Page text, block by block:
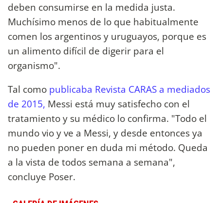
deben consumirse en la medida justa.
Muchísimo menos de lo que habitualmente
comen los argentinos y uruguayos, porque es
un alimento difícil de digerir para el
organismo".
Tal como publicaba Revista CARAS a mediados
de 2015, Messi está muy satisfecho con el
tratamiento y su médico lo confirma. "Todo el
mundo vio y ve a Messi, y desde entonces ya
no pueden poner en duda mi método. Queda
a la vista de todos semana a semana",
concluye Poser.